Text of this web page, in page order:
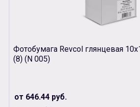
Фотобумага Revcol глянцевая
(8) (N 005)
от 646.44 руб.